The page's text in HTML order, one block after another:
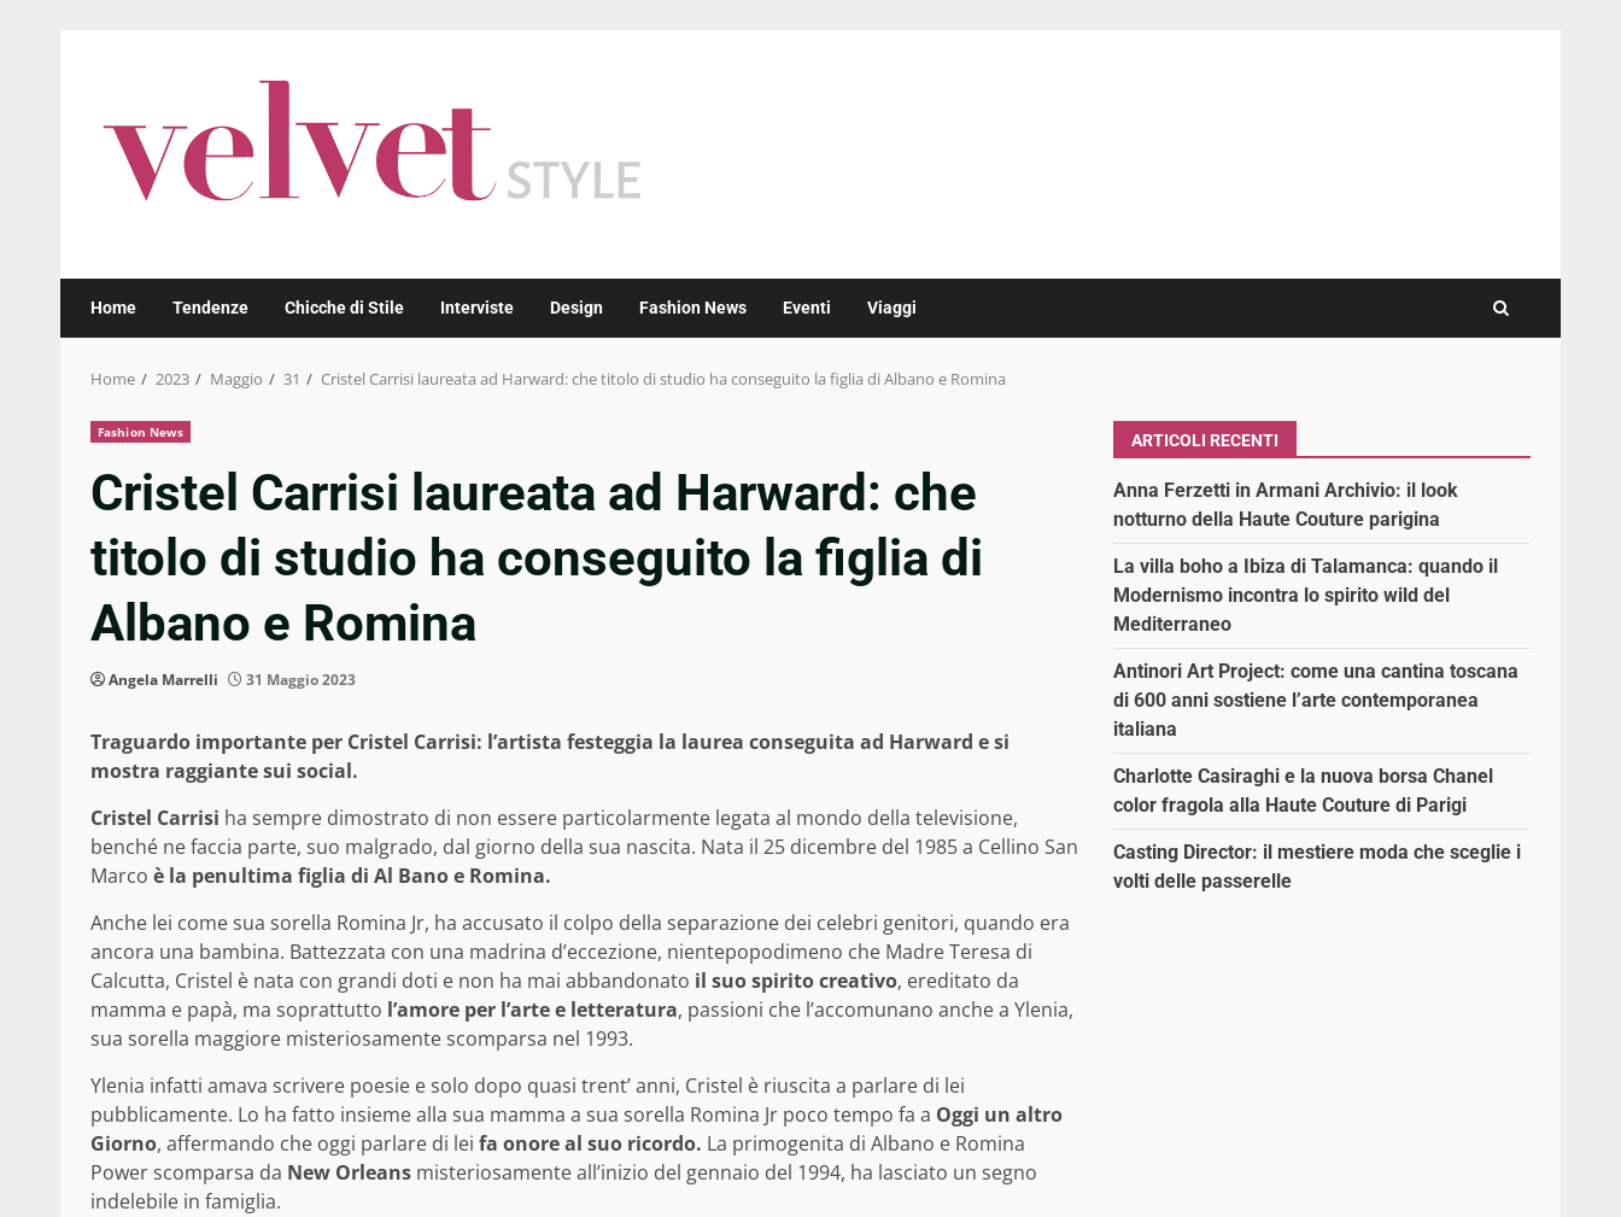
Home Tendenze Chicche di Stile Interviste Design Fashion News Eventi Viaggi
Home 2023 Maggio 31 Cristel Carrisi laureata ad Harward: che titolo di studio ha conseguito la figlia di Albano e Romina
Fashion News
Cristel Carrisi laureata ad Harward: che
titolo di studio ha conseguito la figlia di
Albano e Romina
Angela Marrelli 31 Maggio 2023
Traguardo importante per Cristel Carrisi: l’artista festeggia la laurea conseguita ad Harward e si
mostra raggiante sui social.
Cristel Carrisi ha sempre dimostrato di non essere particolarmente legata al mondo della televisione,
benché ne faccia parte, suo malgrado, dal giorno della sua nascita. Nata il 25 dicembre del 1985 a Cellino San
Marco è la penultima figlia di Al Bano e Romina.
Anche lei come sua sorella Romina Jr, ha accusato il colpo della separazione dei celebri genitori, quando era
ancora una bambina. Battezzata con una madrina d’eccezione, nientepopodimeno che Madre Teresa di
Calcutta, Cristel è nata con grandi doti e non ha mai abbandonato il suo spirito creativo, ereditato da
mamma e papà, ma soprattutto l’amore per l’arte e letteratura, passioni che l’accomunano anche a Ylenia,
sua sorella maggiore misteriosamente scomparsa nel 1993.
Ylenia infatti amava scrivere poesie e solo dopo quasi trent’ anni, Cristel è riuscita a parlare di lei
pubblicamente. Lo ha fatto insieme alla sua mamma a sua sorella Romina Jr poco tempo fa a Oggi un altro
Giorno, affermando che oggi parlare di lei fa onore al suo ricordo. La primogenita di Albano e Romina
Power scomparsa da New Orleans misteriosamente all’inizio del gennaio del 1994, ha lasciato un segno
indelebile in famiglia.
ARTICOLI RECENTI
Anna Ferzetti in Armani Archivio: il look
notturno della Haute Couture parigina
La villa boho a Ibiza di Talamanca: quando il
Modernismo incontra lo spirito wild del
Mediterraneo
Antinori Art Project: come una cantina toscana
di 600 anni sostiene l’arte contemporanea
italiana
Charlotte Casiraghi e la nuova borsa Chanel
color fragola alla Haute Couture di Parigi
Casting Director: il mestiere moda che sceglie i
volti delle passerelle